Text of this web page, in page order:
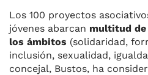
Los 100 proyectos
jóvenes abarcan multitud de
los ámbitos (solidaridad,
inclusión, sexualidad,
concejal, Bustos, ha